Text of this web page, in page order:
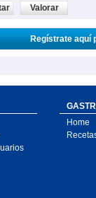
Valorar
Regístrate aquí
Home